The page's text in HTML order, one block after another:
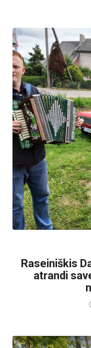
Raseiniškis
atrandi